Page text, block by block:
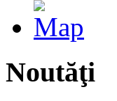
Noutăţi